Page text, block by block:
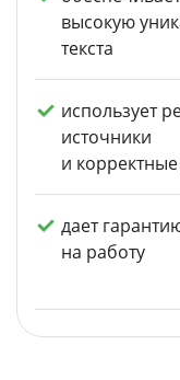
высокую
текста
использует
источники
и
дает
на работу